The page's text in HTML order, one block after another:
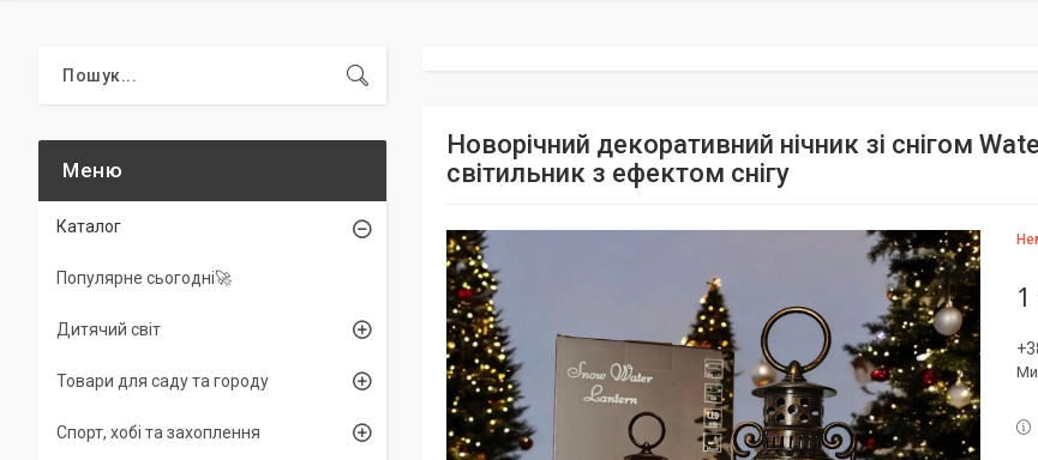
Новорічний декоративний нічник зі снігом
світильник з ефектом снігу
Каталог
Популярне сьогодні🚀
Дитячий світ
Товари для саду та городу
Спорт, хобі та захоплення